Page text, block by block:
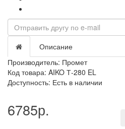
Описание
Производитель: Промет
Код товара: AIKO Т-280 EL
Доступность: Есть в наличии
6785р.